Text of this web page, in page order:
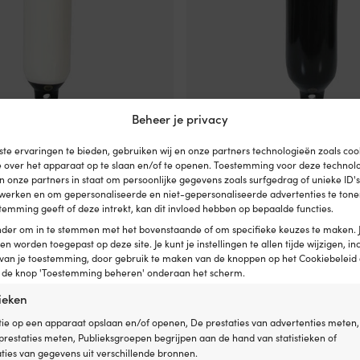
Beheer je privacy
ervaringen te bieden, gebruiken wij en onze partners technologieën zoals
het apparaat op te slaan en/of te openen. Toestemming voor deze
onze partners in staat om persoonlijke gegevens zoals surfgedrag of unieke
en om gepersonaliseerde en niet-gepersonaliseerde advertenties te
geeft of deze intrekt, kan dit invloed hebben op bepaalde functies.
om in te stemmen met het bovenstaande of om specifieke keuzes te maken.
worden toegepast op deze site. Je kunt je instellingen te allen tijde wijzigen,
je toestemming, door gebruik te maken van de knoppen op het
knop 'Toestemming beheren' onderaan het scherm.
op een apparaat opslaan en/of openen, De prestaties van advertenties meten,
meten, Publieksgroepen begrijpen aan de hand van statistieken of
van gegevens uit verschillende bronnen.
Dan-Fender / stootwil Heavy
Ø25 cm, wit met zwarte top
(KAN NABESTELD WORDEN)
Fender / stootwil Dan-Fender /
Duty 822, 63.5 cm, Ø20 cm, zwart
top
79,99€
Btw incl.
BESCHIKBAAR